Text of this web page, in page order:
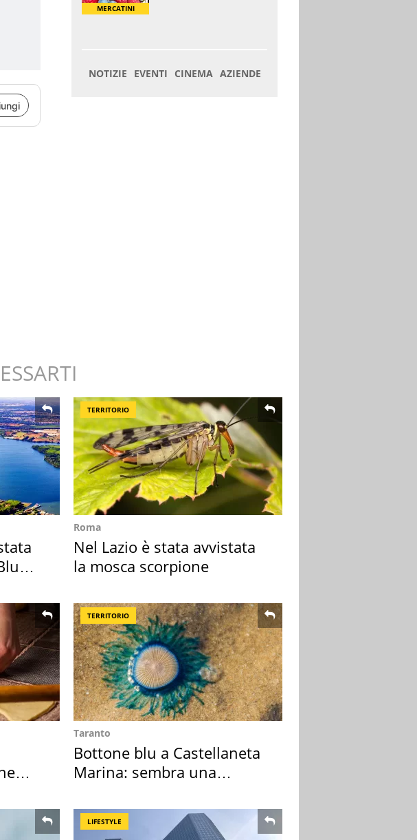
TERRITORIO
Roma
Nel Lazio è stata avvistata
la mosca scorpione
TERRITORIO
Taranto
Bottone blu a Castellaneta
Marina: sembra una
LIFESTYLE